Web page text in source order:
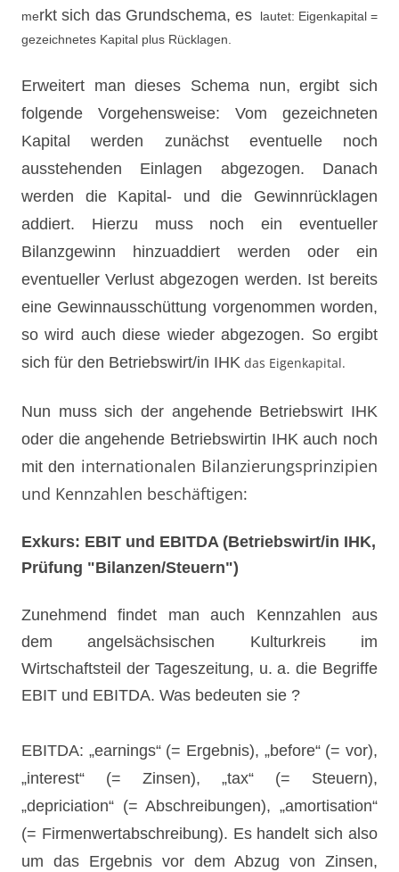
merkt sich das Grundschema, es lautet: Eigenkapital =
gezeichnetes Kapital plus Rücklagen.
Erweitert man dieses Schema nun, ergibt sich
folgende Vorgehensweise: Vom gezeichneten
Kapital werden zunächst eventuelle noch
ausstehenden Einlagen abgezogen. Danach
werden die Kapital- und die Gewinnrücklagen
addiert. Hierzu muss noch ein eventueller
Bilanzgewinn hinzuaddiert werden oder ein
eventueller Verlust abgezogen werden. Ist bereits
eine Gewinnausschüttung vorgenommen worden,
so wird auch diese wieder abgezogen. So ergibt
sich für den Betriebswirt/in IHK das Eigenkapital.
Nun muss sich der angehende Betriebswirt IHK
oder die angehende Betriebswirtin IHK auch noch
mit den internationalen Bilanzierungsprinzipien
und Kennzahlen beschäftigen:
Exkurs: EBIT und EBITDA (Betriebswirt/in IHK,
Prüfung "Bilanzen/Steuern")
Zunehmend findet man auch Kennzahlen aus
dem angelsächsischen Kulturkreis im
Wirtschaftsteil der Tageszeitung, u. a. die Begriffe
EBIT und EBITDA. Was bedeuten sie ?
EBITDA: „earnings“ (= Ergebnis), „before“ (= vor),
„interest“ (= Zinsen), „tax“ (= Steuern),
„depriciation“ (= Abschreibungen), „amortisation“
(= Firmenwertabschreibung). Es handelt sich also
um das Ergebnis vor dem Abzug von Zinsen,